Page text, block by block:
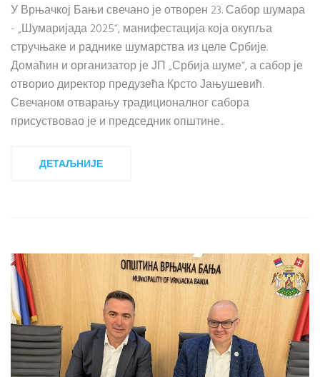
У Врњачкој Бањи свечано је отворен 23. Сабор шумара
- „Шумаријада 2025“, манифестација која окупља
стручњаке и раднике шумарства из целе Србије.
Домаћин и организатор је ЈП „Србија шуме“, а сабор је
отворио директор предузећа Крсто Јањушевић.
Свечаном отварању традиционалног сабора
присуствовао је и председник општине...
ДЕТАЉНИЈЕ